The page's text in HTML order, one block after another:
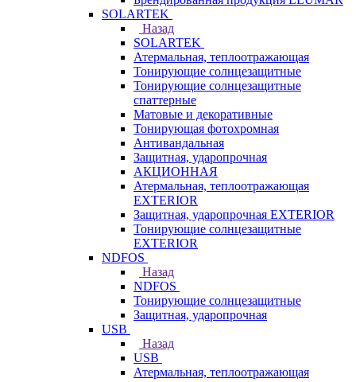
SOLARTEK
Назад
SOLARTEK
Атермальная, теплоотражающая
Тонирующие солнцезащитные
Тонирующие солнцезащитные
спаттерные
Матовые и декоративные
Тонирующая фотохромная
Антивандальная
Защитная, ударопрочная
АКЦИОННАЯ
Атермальная, теплоотражающая
EXTERIOR
Защитная, ударопрочная EXTERIOR
Тонирующие солнцезащитные
EXTERIOR
NDFOS
Назад
NDFOS
Тонирующие солнцезащитные
Защитная, ударопрочная
USB
Назад
USB
Атермальная, теплоотражающая